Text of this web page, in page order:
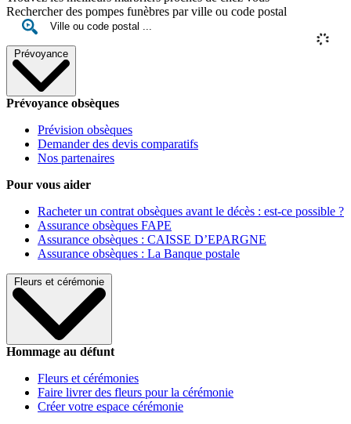
Rechercher des pompes funèbres par ville ou code postal
Prévoyance
Prévoyance obsèques
Prévision obsèques
Demander des devis comparatifs
Nos partenaires
Pour vous aider
Racheter un contrat obsèques avant le décès : est-ce possible ?
Assurance obsèques FAPE
Assurance obsèques : CAISSE D’EPARGNE
Assurance obsèques : La Banque postale
Fleurs et cérémonie
Hommage au défunt
Fleurs et cérémonies
Faire livrer des fleurs pour la cérémonie
Créer votre espace cérémonie